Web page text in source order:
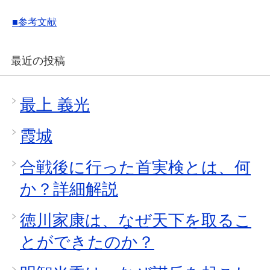
■参考文献
最近の投稿
最上 義光
霞城
合戦後に行った首実検とは、何
か？詳細解説
徳川家康は、なぜ天下を取るこ
とができたのか？